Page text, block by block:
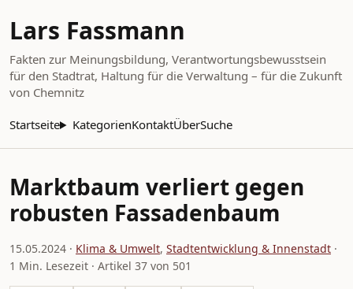
Lars Fassmann
Fakten zur Meinungsbildung, Verantwortungsbewusstsein
für den Stadtrat, Haltung für die Verwaltung – für die Zukunft
von Chemnitz
Startseite KategorienKontaktÜberSuche
Marktbaum verliert gegen
robusten Fassadenbaum
15.05.2024 · Klima & Umwelt, Stadtentwicklung & Innenstadt ·
1 Min. Lesezeit · Artikel 37 von 501